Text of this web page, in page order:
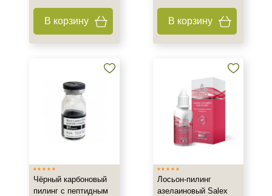
В корзину В корзину
Чёрный карбоновый
пилинг с пептидным
Лосьон-пилинг
азелаиновый Salex